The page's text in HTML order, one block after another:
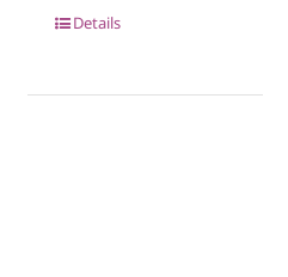
Details